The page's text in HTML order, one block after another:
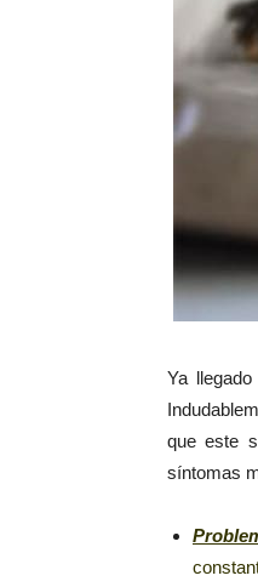
Ya
que este
síntomas